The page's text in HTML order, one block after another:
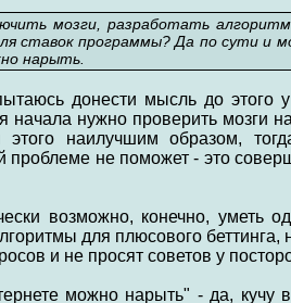
мозги, разработать
ставок программы? Да по сути и
нарыть.
донести мысль до этого
начала нужно проверить мозги
этого наилучшим образом,
проблеме не поможет - это
возможно, конечно, уметь
для плюсового
и не просят советов у
можно нарыть" - да, кучу